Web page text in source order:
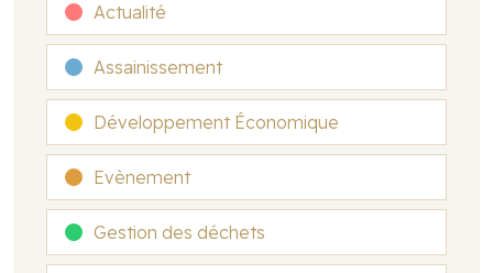
Actualité
Assainissement
Développement Économique
Evènement
Gestion des déchets